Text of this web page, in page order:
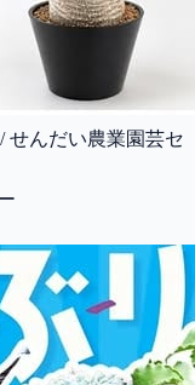
せんだい農業園芸セ